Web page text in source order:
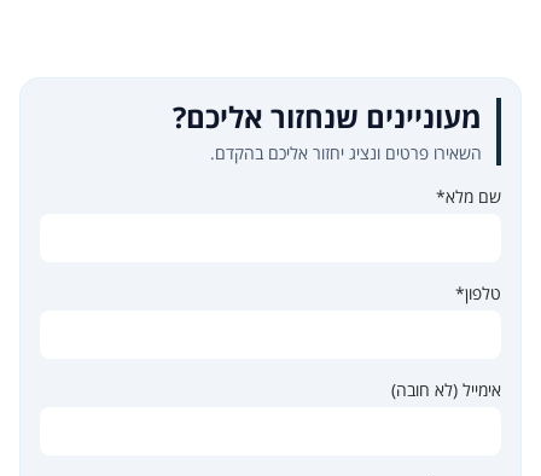
מעוניינים שנחזור אליכם?
השאירו פרטים ונציג יחזור אליכם בהקדם.
שם מלא*
טלפון*
אימייל (לא חובה)